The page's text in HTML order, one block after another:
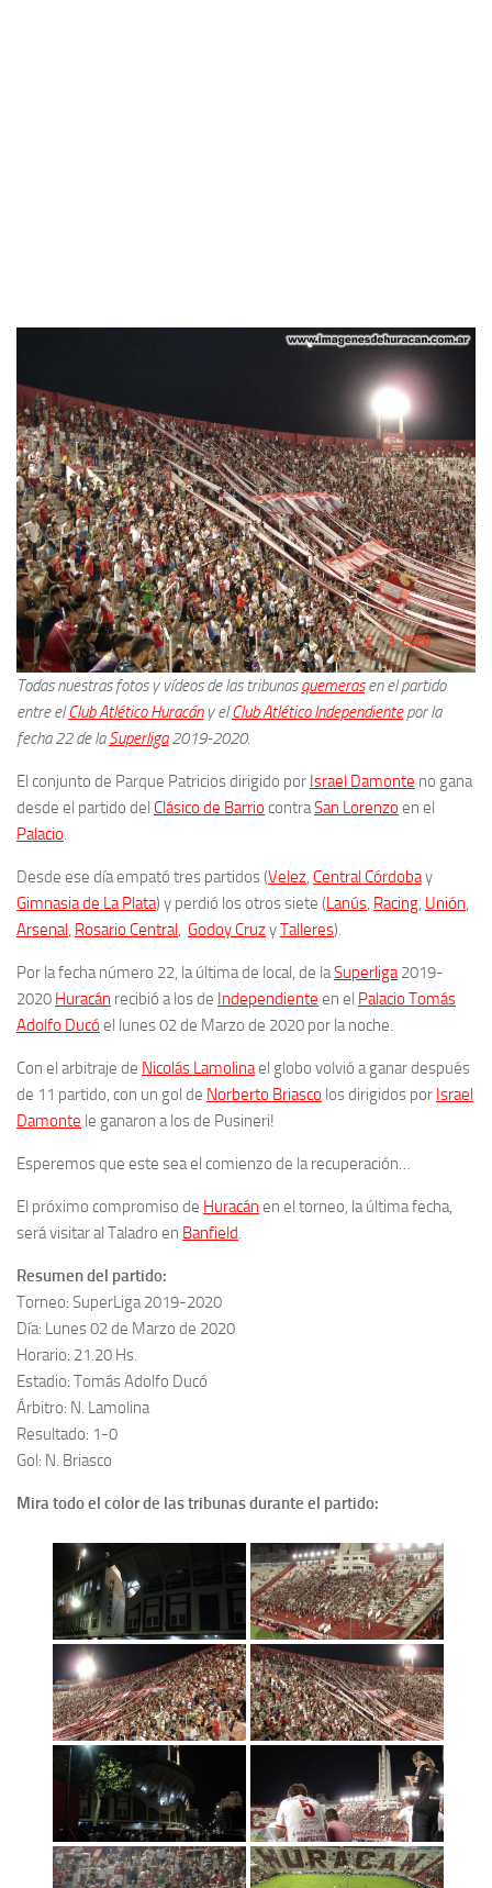
Todas nuestras fotos y vídeos de las tribunasquemerasen el partido
entre elClub Atlético Huracány elClub Atlético Independientepor la
fecha 22 de laSuperliga2019-2020.
El conjunto de Parque Patricios dirigido por Israel Damonte no gana
desde el partido del Clásico de Barrio contraSan Lorenzo en el
Palacio
Desde ese día empató tres partidos (Velez Central Córdobay
Gimnasia de La Plata) y perdió los otros siete (Lanús Racing Unión
Arsenal Rosario Central Godoy CruzyTalleres).
Por la fecha número 22, la última de local, de laSuperliga 2019-
2020 Huracán recibió a los de Independiente en el Palacio Tomás
Adolfo Ducó el lunes 02 de Marzo de 2020 por la noche.
Con el arbitraje de Nicolás Lamolinael globo volvió a ganar después
de 11 partido, con un gol de Norberto Briasco los dirigidos por Israel
Damonte le ganaron a los de Pusineri!
Esperemos que este sea el comienzo de la recuperación…
El próximo compromiso de Huracán en el torneo, la última fecha,
será visitar al Taladro en Banfield
Resumen del partido:
Torneo: SuperLiga 2019-2020
Día: Lunes 02 de Marzo de 2020
Horario: 21.20 Hs.
Estadio: Tomás Adolfo Ducó
Árbitro: N. Lamolina
Resultado: 1-0
Gol: N. Briasco
Mira todo el color de las tribunas durante el partido: